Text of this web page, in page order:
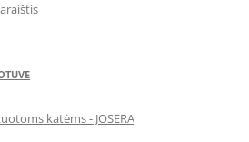
katėms - JOSERA